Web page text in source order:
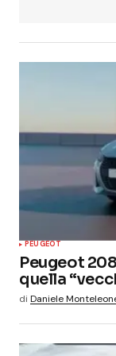
PEUGEOT
Peugeot
quella
di Daniele